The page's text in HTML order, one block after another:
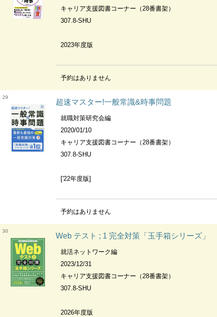
キャリア支援図書コーナー（28番書架）
307.8-SHU
2023年度版
予約はありません
29
超速マスター!一般常識&時事問題
就職対策研究会編
2020/01/10
キャリア支援図書コーナー（28番書架）
307.8-SHU
['22年度版]
予約はありません
30
Web テスト ; 1 完全対策「玉手箱シリーズ」
就活ネットワーク編
2023/12/31
キャリア支援図書コーナー（28番書架）
307.8-SHU
2026年度版